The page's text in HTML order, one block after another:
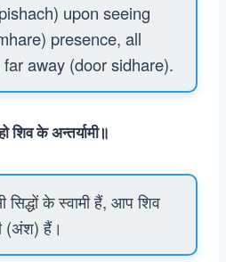
upon seeing
presence, all
away (door sidhare).
शिव के अन्तर्यामी॥
सिद्धों के स्वामी हैं, आप शिव
(अंश) हैं।